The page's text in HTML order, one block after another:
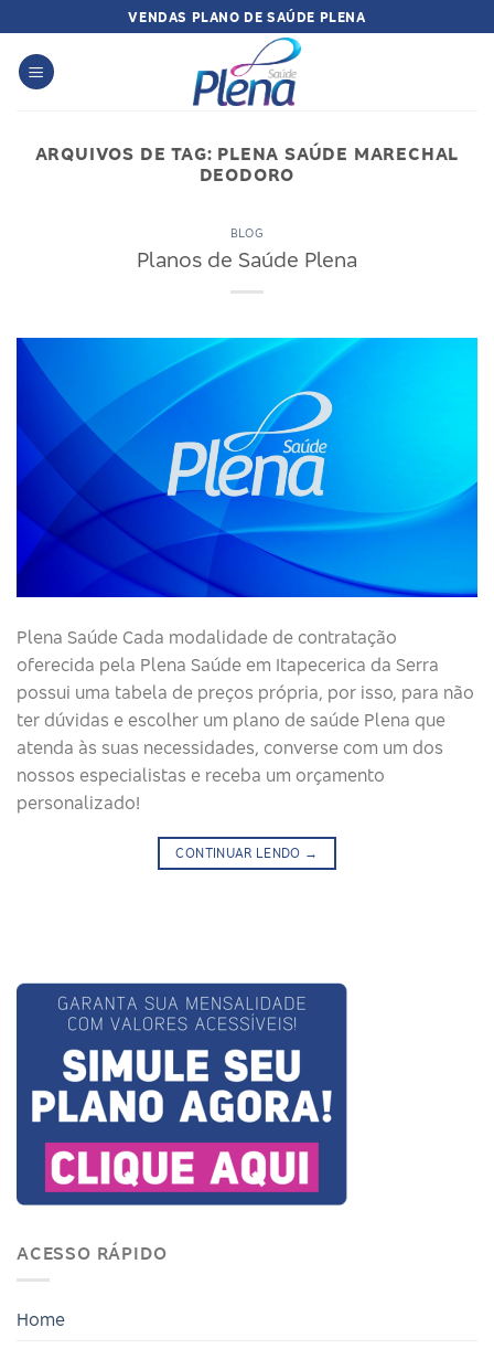
content
VENDAS PLANO DE SAÚDE PLENA
ARQUIVOS DE TAG: PLENA SAÚDE MARECHAL
DEODORO
BLOG
Planos de Saúde Plena
Plena Saúde Cada modalidade de contratação
oferecida pela Plena Saúde em Itapecerica da Serra
possui uma tabela de preços própria, por isso, para não
ter dúvidas e escolher um plano de saúde Plena que
atenda às suas necessidades, converse com um dos
nossos especialistas e receba um orçamento
personalizado!
CONTINUAR LENDO →
ACESSO RÁPIDO
Home